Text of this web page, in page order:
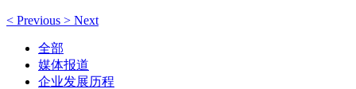
< Previous > Next
全部
媒体报道
企业发展历程